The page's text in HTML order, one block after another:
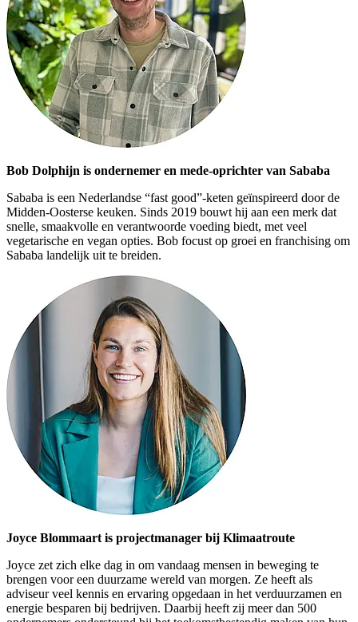
Bob Dolphijn is ondernemer en mede-oprichter van Sababa
Sababa is een Nederlandse “fast good”-keten geïnspireerd door de
Midden-Oosterse keuken. Sinds 2019 bouwt hij aan een merk dat
snelle, smaakvolle en verantwoorde voeding biedt, met veel
vegetarische en vegan opties. Bob focust op groei en franchising om
Sababa landelijk uit te breiden.
Joyce Blommaart is projectmanager bij Klimaatroute
Joyce zet zich elke dag in om vandaag mensen in beweging te
brengen voor een duurzame wereld van morgen. Ze heeft als
adviseur veel kennis en ervaring opgedaan in het verduurzamen en
energie besparen bij bedrijven. Daarbij heeft zij meer dan 500